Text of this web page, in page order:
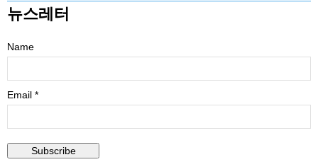
뉴스레터
Name
Email *